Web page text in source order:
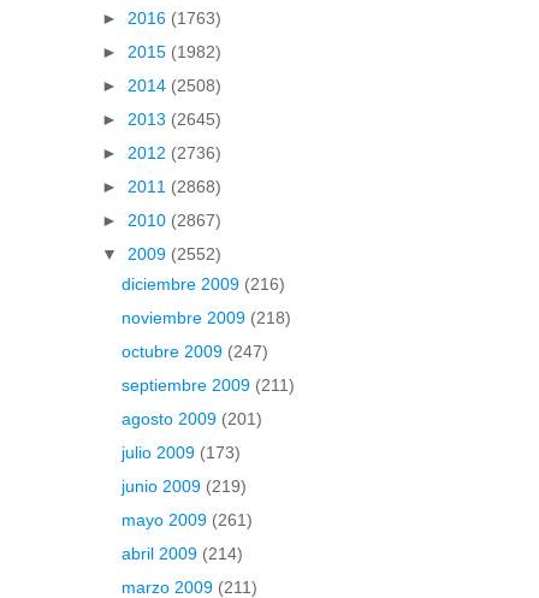
► 2016 (1763)
► 2015 (1982)
► 2014 (2508)
► 2013 (2645)
► 2012 (2736)
► 2011 (2868)
► 2010 (2867)
▼ 2009 (2552)
diciembre 2009 (216)
noviembre 2009 (218)
octubre 2009 (247)
septiembre 2009 (211)
agosto 2009 (201)
julio 2009 (173)
junio 2009 (219)
mayo 2009 (261)
abril 2009 (214)
marzo 2009 (211)